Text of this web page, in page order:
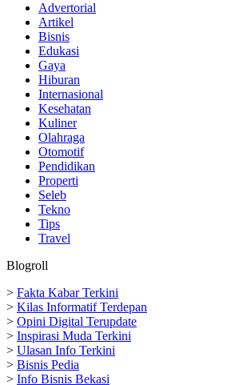
Advertorial
Artikel
Bisnis
Edukasi
Gaya
Hiburan
Internasional
Kesehatan
Kuliner
Olahraga
Otomotif
Pendidikan
Properti
Seleb
Tekno
Tips
Travel
Blogroll
> Fakta Kabar Terkini
> Kilas Informatif Terdepan
> Opini Digital Terupdate
> Inspirasi Muda Terkini
> Ulasan Info Terkini
> Bisnis Pedia
> Info Bisnis Bekasi